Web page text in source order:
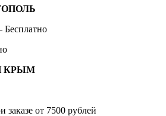
Бесплатно
КРЫМ
заказе от 7500 рублей